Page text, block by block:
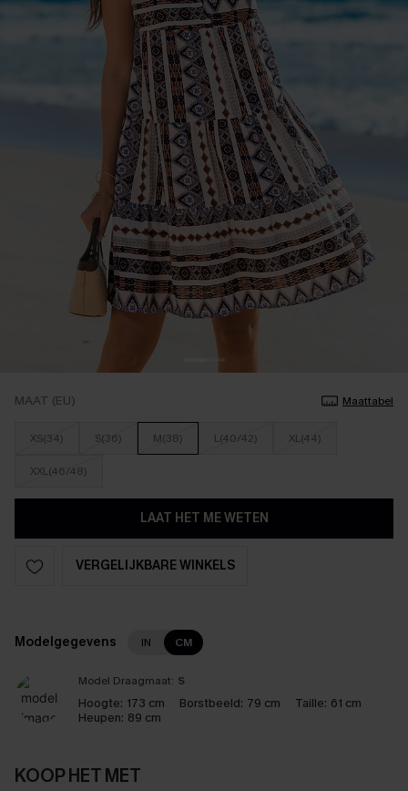
MAAT (EU) Maattabel
XS(34) S(36) M(38) L(40/42) XL(44)
XXL(46/48)
LAAT HET ME WETEN
VERGELIJKBARE WINKELS
Modelgegevens IN CM
Model Draagmaat: S
Hoogte: 173 cm Borstbeeld: 79 cm Taille: 61 cm
Heupen: 89 cm
KOOP HET MET